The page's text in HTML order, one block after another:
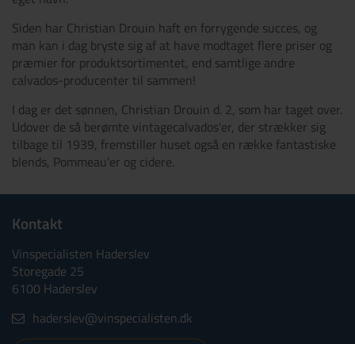
Siden har Christian Drouin haft en forrygende succes, og
man kan i dag bryste sig af at have modtaget flere priser og
præmier for produktsortimentet, end samtlige andre
calvados-producenter til sammen!
I dag er det sønnen, Christian Drouin d. 2, som har taget over.
Udover de så berømte vintagecalvados'er, der strækker sig
tilbage til 1939, fremstiller huset også en række fantastiske
blends, Pommeau'er og cidere.
Kontakt
Vinspecialisten Haderslev
Storegade 25
6100 Haderslev
haderslev@vinspecialisten.dk